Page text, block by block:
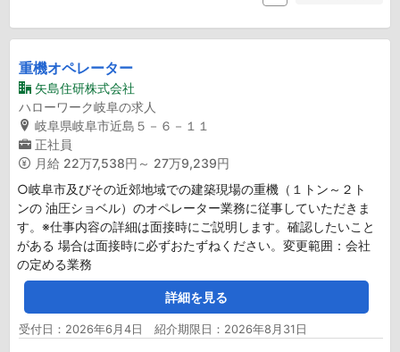
重機オペレーター
矢島住研株式会社
ハローワーク岐阜の求人
岐阜県岐阜市近島５－６－１１
正社員
月給 22万7,538円～ 27万9,239円
○岐阜市及びその近郊地域での建築現場の重機（１トン～２ト
ンの 油圧ショベル）のオペレーター業務に従事していただきま
す。※仕事内容の詳細は面接時にご説明します。確認したいこと
がある 場合は面接時に必ずおたずねください。変更範囲：会社
の定める業務
詳細を見る
受付日：2026年6月4日 紹介期限日：2026年8月31日